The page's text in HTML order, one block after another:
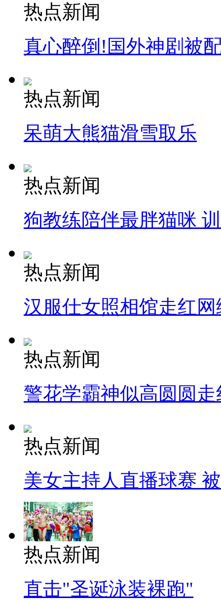
热点新闻
真心醉倒!国外神剧被
热点新闻
呆萌大熊猫滑雪取乐
热点新闻
狗教练陪伴最胖猫咪
热点新闻
汉服仕女照相馆走红网
热点新闻
警花学霸神似高圆圆走
热点新闻
美女主持人直播球赛
热点新闻
直击"圣诞泳装裸跑"